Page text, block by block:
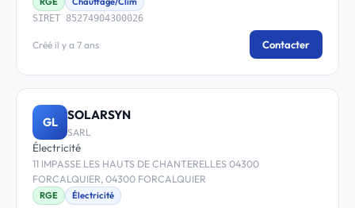
SIRET 85274904300026
Créé il y a 7 ans Contacter
GL SOLARSYN
SARL
Électricité
11 IMPASSE LES HAUTS DE CHANTERELLES 04300
FORCALQUIER, 04300 FORCALQUIER
RGE
Électricité